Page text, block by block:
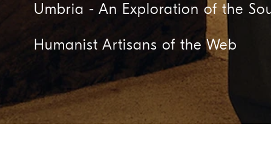
Umbria - An Exploration of the
Humanist Artisans of the Web